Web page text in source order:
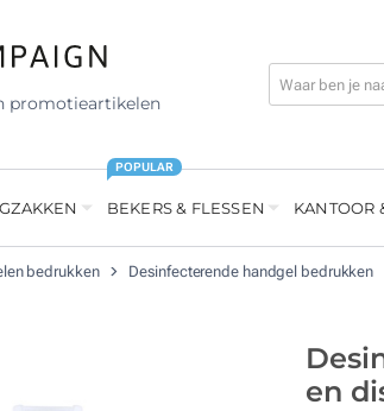
promotieartikelen
BEKERS & FLESSEN
POPULAR
KANTOOR
bedrukken Desinfecterende handgel bedrukken
en